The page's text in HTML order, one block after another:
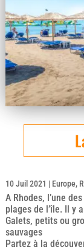
10 Juil 2021 | Europe,
A Rhodes, l’une
plages de l’île. Il y
Galets, petits ou
sauvages
Partez à la